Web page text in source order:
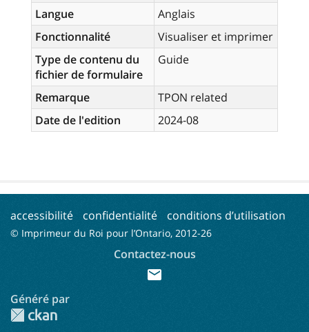
Langue
Anglais
Fonctionnalité
Visualiser et imprimer
Type de contenu du
fichier de formulaire
Guide
Remarque
TPON related
Date de l'edition
2024-08
accessibilité confidentialité conditions d’utilisation
© Imprimeur du Roi pour l’Ontario, 2012-26
Contactez-nous
mail
Généré par